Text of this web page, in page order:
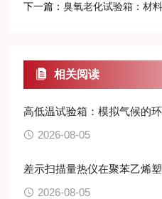
下一篇：臭氧老化试验箱：材
相关阅读
高低温试验箱：模拟气候的
2026-08-05
差示扫描量热仪在聚苯乙烯
2026-08-05